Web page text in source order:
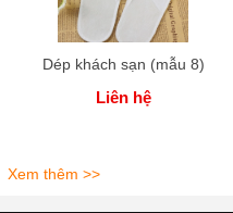
Dép khách sạn (mẫu 8)
Liên hệ
Xem thêm >>